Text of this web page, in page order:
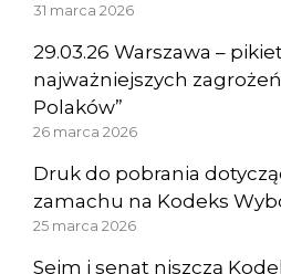
31 marca 2026
29.03.26 Warszawa –
najważniejszych
Polaków”
26 marca 2026
Druk do pobrania
zamachu na Kodeks
25 marca 2026
Sejm i senat niszczą